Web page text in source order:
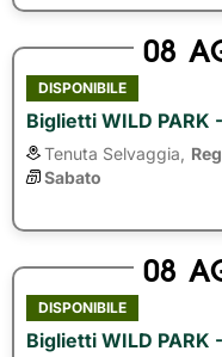
08
DISPONIBILE
Biglietti WILD
Tenuta Selvaggia,
Sabato
08
DISPONIBILE
Biglietti WILD PARK